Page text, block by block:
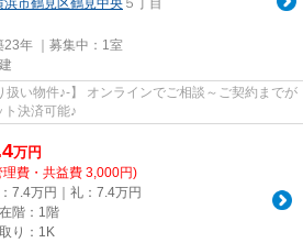
浜市鶴見区鶴見中央 ５丁目
年 ｜募集中： 1室
扱い物件♪-】 オンラインでご相談～ご契約までが
決済可能♪
万円
理費・共益費 3,000円)
7.4万円｜礼：7.4万円
階：1階
り：1K